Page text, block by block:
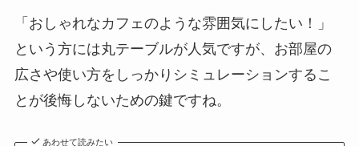
「おしゃれなカフェのような雰囲気にしたい！」
という方には丸テーブルが人気ですが、お部屋の
広さや使い方をしっかりシミュレーションするこ
とが後悔しないための鍵ですね。
あわせて読みたい